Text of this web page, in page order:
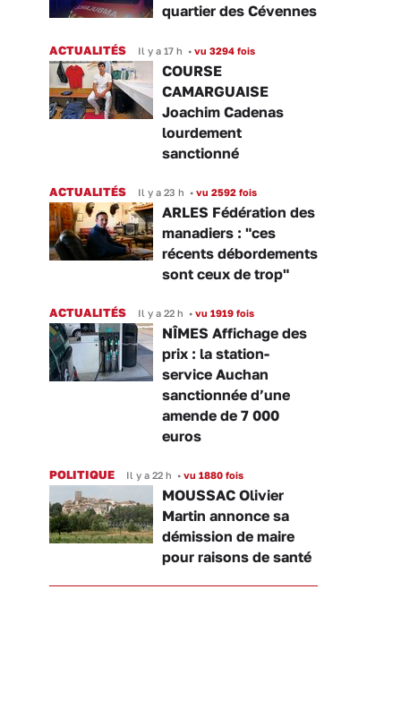
quartier des Cévennes
ACTUALITÉS Il y a 17 h • vu 3294 fois
COURSE
CAMARGUAISE
Joachim Cadenas
lourdement
sanctionné
ACTUALITÉS Il y a 23 h • vu 2592 fois
ARLES Fédération des
manadiers : "ces
récents débordements
sont ceux de trop"
ACTUALITÉS Il y a 22 h • vu 1919 fois
NÎMES Affichage des
prix : la station-
service Auchan
sanctionnée d’une
amende de 7 000
euros
POLITIQUE Il y a 22 h • vu 1880 fois
MOUSSAC Olivier
Martin annonce sa
démission de maire
pour raisons de santé